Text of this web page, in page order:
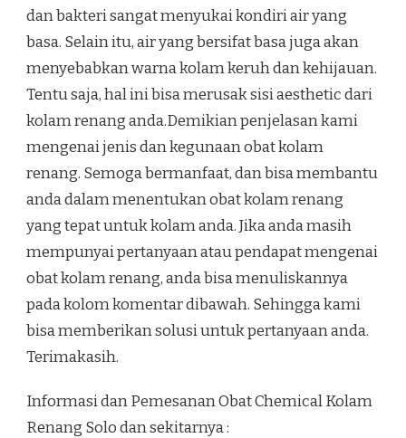
dan bakteri sangat menyukai kondiri air yang
basa. Selain itu, air yang bersifat basa juga akan
menyebabkan warna kolam keruh dan kehijauan.
Tentu saja, hal ini bisa merusak sisi aesthetic dari
kolam renang anda.Demikian penjelasan kami
mengenai jenis dan kegunaan obat kolam
renang. Semoga bermanfaat, dan bisa membantu
anda dalam menentukan obat kolam renang
yang tepat untuk kolam anda. Jika anda masih
mempunyai pertanyaan atau pendapat mengenai
obat kolam renang, anda bisa menuliskannya
pada kolom komentar dibawah. Sehingga kami
bisa memberikan solusi untuk pertanyaan anda.
Terimakasih.
Informasi dan Pemesanan Obat Chemical Kolam
Renang Solo dan sekitarnya :